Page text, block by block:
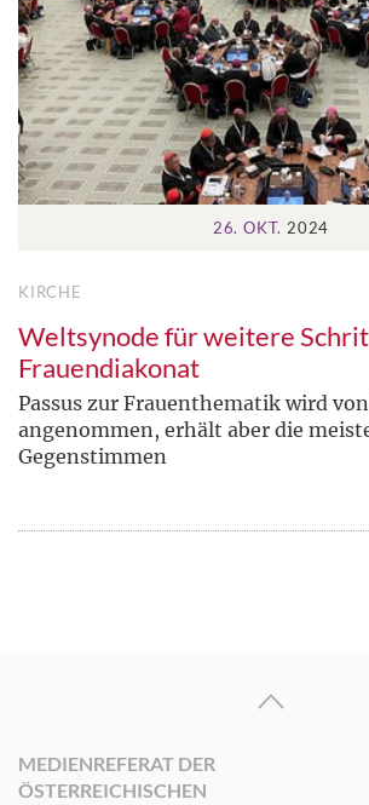
26. OKT. 2024
KIRCHE
Weltsynode für weitere
Frauendiakonat
Passus zur Frauenthematik wird
angenommen, erhält aber die
Gegenstimmen
MEDIENREFERAT DER
ÖSTERREICHISCHEN